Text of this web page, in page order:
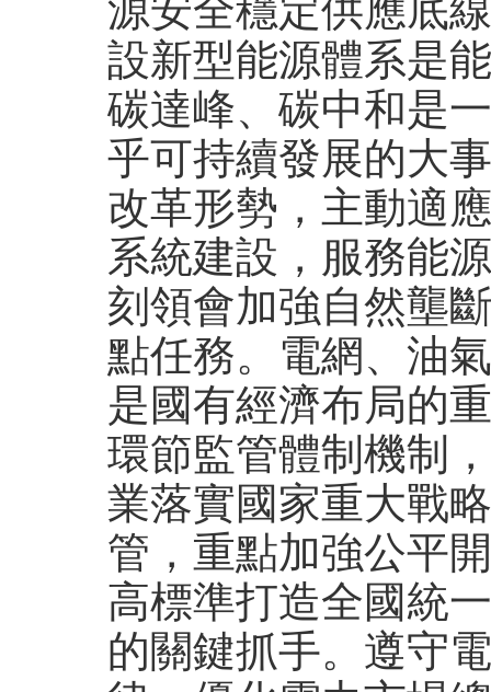
設新型能源體系是
碳達峰、碳中和是
乎可持續發展的大
改革形勢，主動適
系統建設，服務能
刻領會加強自然壟
點任務。電網、油
是國有經濟布局的
環節監管體制機制
業落實國家重大戰
管，重點加強公平
高標準打造全國統
的關鍵抓手。遵守